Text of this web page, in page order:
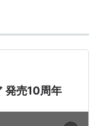
発売10周年